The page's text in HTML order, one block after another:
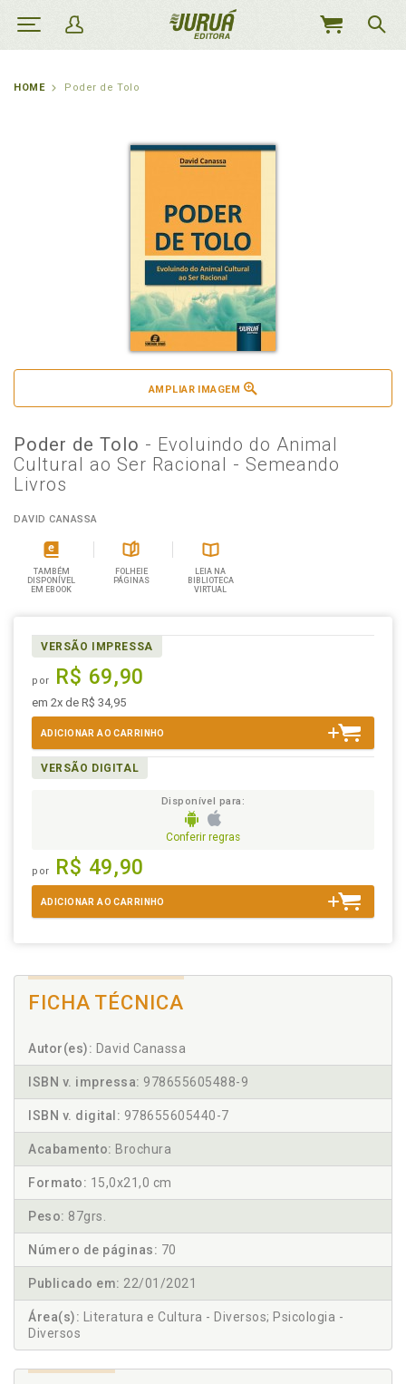
MEU
HOME Poder de Tolo
AMPLIAR IMAGEM
Poder de Tolo - Evoluindo do Animal
Cultural ao Ser Racional - Semeando
Livros
DAVID CANASSA
TAMBÉM
DISPONÍVEL
EM EBOOK
FOLHEIE
PÁGINAS
LEIA NA
BIBLIOTECA
VIRTUAL
VERSÃO IMPRESSA
por R$ 69,90
em 2x de R$ 34,95
ADICIONAR AO CARRINHO
VERSÃO DIGITAL
Disponível para:
Conferir regras
por R$ 49,90
ADICIONAR AO CARRINHO
FICHA TÉCNICA
Autor(es): David Canassa
ISBN v. impressa: 978655605488-9
ISBN v. digital: 978655605440-7
Acabamento: Brochura
Formato: 15,0x21,0 cm
Peso: 87grs.
Número de páginas: 70
Publicado em: 22/01/2021
Área(s): Literatura e Cultura - Diversos; Psicologia -
Diversos